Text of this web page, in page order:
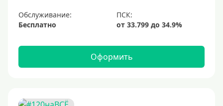
Обслуживание:
Бесплатно
Оформить